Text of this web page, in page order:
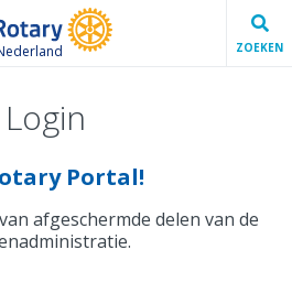
ZOEKEN
Login
Portal!
afgeschermde delen van de